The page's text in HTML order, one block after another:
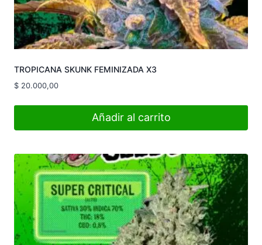
TROPICANA SKUNK FEMINIZADA X3
$ 20.000,00
Añadir al carrito